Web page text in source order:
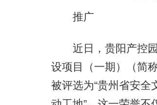
推广
近日，贵阳产控园
设项目（一期）（简
被评选为“贵州省安全